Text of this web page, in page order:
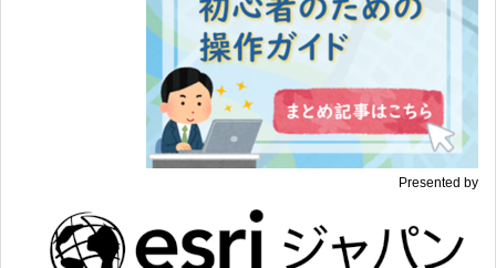
Presented by